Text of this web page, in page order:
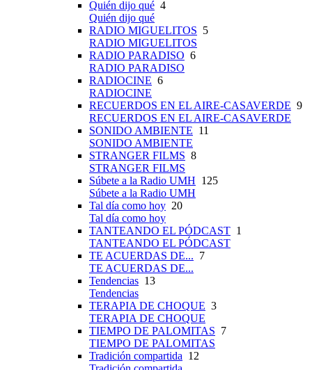
Quién dijo qué 4
Quién dijo qué
RADIO MIGUELITOS 5
RADIO MIGUELITOS
RADIO PARADISO 6
RADIO PARADISO
RADIOCINE 6
RADIOCINE
RECUERDOS EN EL AIRE-CASAVERDE 9
RECUERDOS EN EL AIRE-CASAVERDE
SONIDO AMBIENTE 11
SONIDO AMBIENTE
STRANGER FILMS 8
STRANGER FILMS
Súbete a la Radio UMH 125
Súbete a la Radio UMH
Tal día como hoy 20
Tal día como hoy
TANTEANDO EL PÓDCAST 1
TANTEANDO EL PÓDCAST
TE ACUERDAS DE... 7
TE ACUERDAS DE...
Tendencias 13
Tendencias
TERAPIA DE CHOQUE 3
TERAPIA DE CHOQUE
TIEMPO DE PALOMITAS 7
TIEMPO DE PALOMITAS
Tradición compartida 12